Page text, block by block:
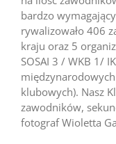
bardzo
rywalizowało 406
kraju oraz 5
SOSAI 3 / WKB 1/
klubowych). Nasz
zawodników,
fotograf Wioletta